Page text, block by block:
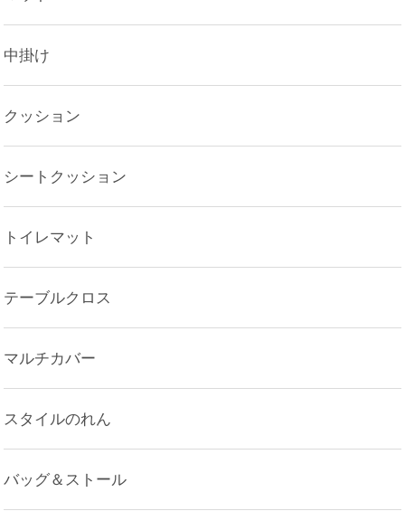
中掛け
クッション
シートクッション
トイレマット
テーブルクロス
マルチカバー
スタイルのれん
バッグ＆ストール